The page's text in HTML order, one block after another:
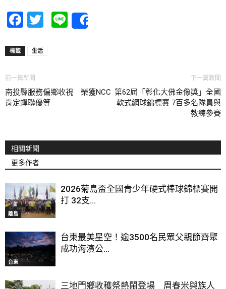
Facebook
Twitter
Line
標籤 生活
前一篇新聞
南投縣服務偏鄉收視 榮獲NCC
肯定蟬聯優等
下一篇新聞
第62屆「彰化大佛金像獎」全國
軟式網球錦標賽 7百多名隊員與
教練參賽
相關新聞
更多作者
離島
2026菊島盃全國青少年硬式棒球錦標賽開
打 32支...
台東
台東最美星空！逾3500名民眾父親節齊聚
成功海濱公...
三地門鄉收穫祭熱鬧登場 周春米與族人